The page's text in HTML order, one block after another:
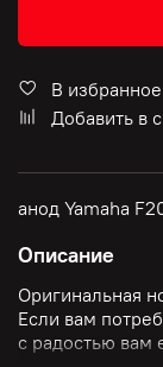
В избранное
Добавить в
анод Yamaha
Описание
Оригинальная
Если вам
с радостью вам